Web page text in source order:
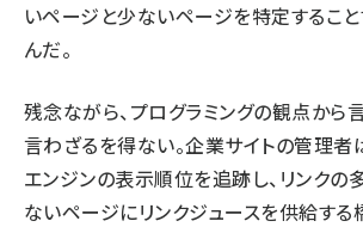
いページと少ないページを特定するこ
んだ。
残念ながら、プログラミングの観点から
言わざるを得ない。企業サイトの管理者
エンジンの表示順位を追跡し、リンクの
ないページにリンクジュースを供給する